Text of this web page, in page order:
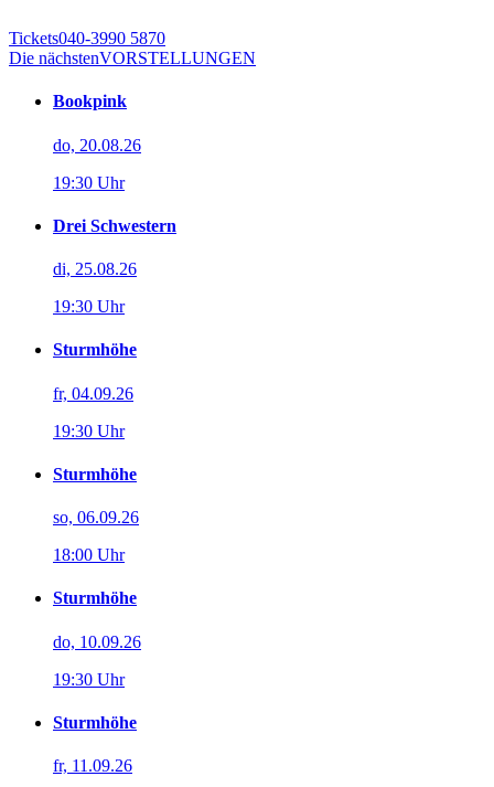
Tickets040-3990 5870
Die nächstenVORSTELLUNGEN
Bookpink
do, 20.08.26
19:30 Uhr
Drei Schwestern
di, 25.08.26
19:30 Uhr
Sturmhöhe
fr, 04.09.26
19:30 Uhr
Sturmhöhe
so, 06.09.26
18:00 Uhr
Sturmhöhe
do, 10.09.26
19:30 Uhr
Sturmhöhe
fr, 11.09.26